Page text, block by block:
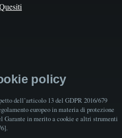
policy
dell’articolo 13 del GDPR 2016/679
europeo in materia di protezione
Garante in merito a cookie e altri strumenti